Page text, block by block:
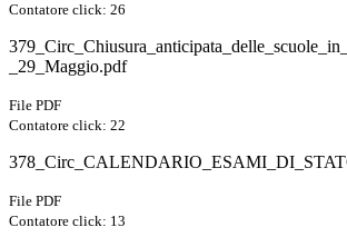
Contatore click: 26
_29_Maggio.pdf
File PDF
Contatore click: 22
File PDF
Contatore click: 13